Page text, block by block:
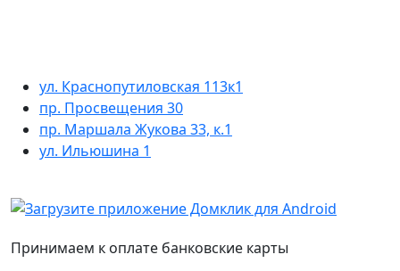
ул. Краснопутиловская 113к1
пр. Просвещения 30
пр. Маршала Жукова 33, к.1
ул. Ильюшина 1
Принимаем к оплате банковские карты